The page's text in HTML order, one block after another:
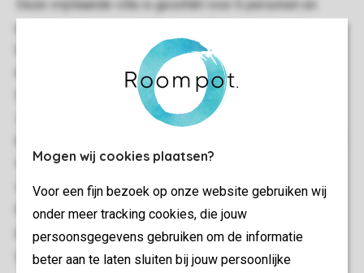
Mogen wij cookies plaatsen?
Voor een fijn bezoek op onze website gebruiken wij
onder meer tracking cookies, die jouw
persoonsgegevens gebruiken om de informatie
beter aan te laten sluiten bij jouw persoonlijke
Deze vrijstaande villa is geschikt voor 6 personen en
beschikt over een woonkamer met televisie en een
keuken met koelkast, combimagnetron,
thermosstaatkraan, vaatwasser en waterkoker. Er zijn 3
slaapkamers met boxspringbedden. De villa heeft zowel
toilet. Boek je een woning met een ligbad, dan is er in
deze badkamer geen aparte douchecabine. De villa
beschikt over een terras met tuinmeubilair en
parkeergelegenheid bij het verblijf. Je kunt gratis
gebruikmaken van wifi.